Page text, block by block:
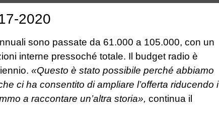
2020
sono passate da 61.000 a 105.000, con un
interne pressoché totale. Il budget radio è
«Questo è stato possibile perché abbiamo
ci ha consentito di ampliare l’offerta riducendo i
a raccontare un’altra storia», continua il